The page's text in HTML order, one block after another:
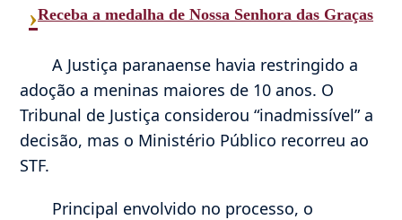
›Receba a medalha de Nossa Senhora das Graças
A Justiça paranaense havia restringido a
adoção a meninas maiores de 10 anos. O
Tribunal de Justiça considerou “inadmissível” a
decisão, mas o Ministério Público recorreu ao
STF.
Principal envolvido no processo, o